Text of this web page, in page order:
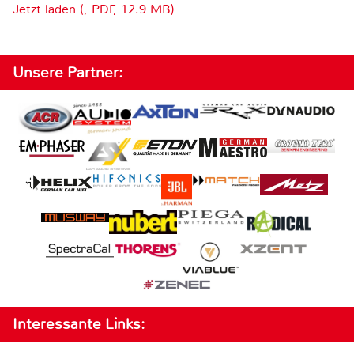
Jetzt laden (, PDF, 12.9 MB)
Unsere Partner:
Interessante Links: